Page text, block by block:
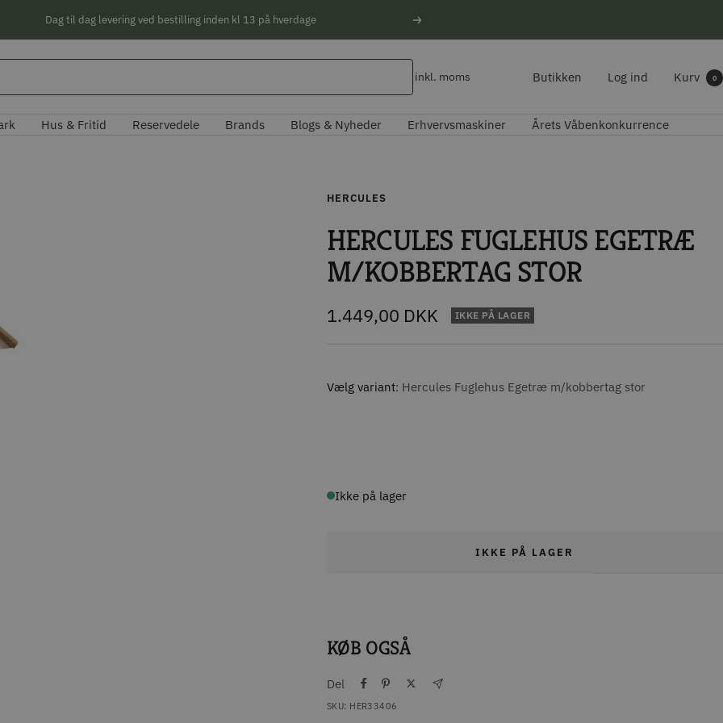
Dag til dag levering ved bestilling inden kl 13 på hverdage Næste
inkl. moms Butikken Log ind Kurv 0
Hus & Fritid Reservedele Brands Blogs & Nyheder Erhvervsmaskiner Årets Våbenkonkurrence
HERCULES
HERCULES FUGLEHUS EGETRÆ
M/KOBBERTAG STOR
Tilbudspris
1.449,00 DKK IKKE PÅ LAGER
Vælg variant Hercules Fuglehus Egetræ m/kobbertag stor
Ikke på lager
IKKE PÅ LAGER
KØB OGSÅ
Del
SKU: HER33406